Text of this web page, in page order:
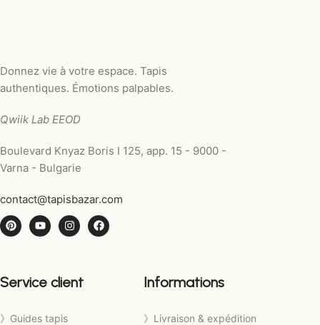
Donnez vie à votre espace. Tapis
authentiques. Émotions palpables.
Qwiik Lab EEOD
Boulevard Knyaz Boris I 125, app. 15 - 9000 -
Varna - Bulgarie
contact@tapisbazar.com
Service client
》Guides tapis
Informations
》Livraison & expédition